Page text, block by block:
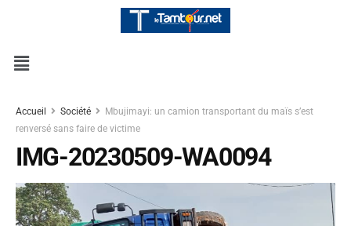
Accueil Société
Mbujimayi: un camion transportant du maïs s’est
renversé sans faire de victime
IMG-20230509-WA0094